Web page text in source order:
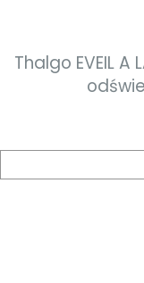
Thalgo EVEIL A